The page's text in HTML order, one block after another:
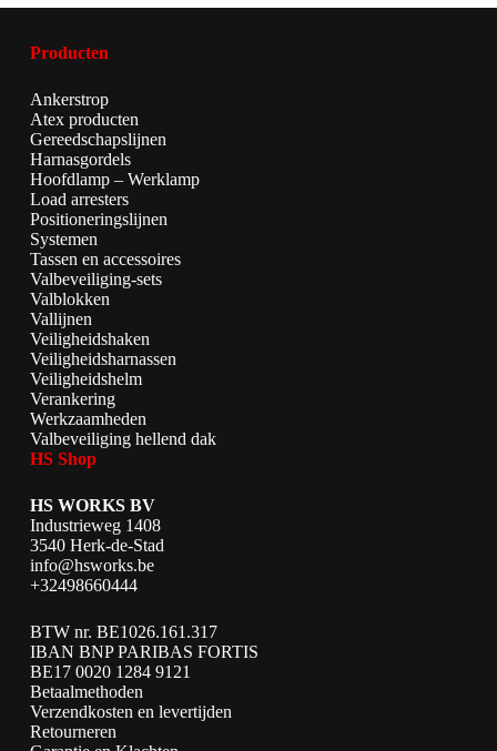
Producten
Ankerstrop
Atex producten
Gereedschapslijnen
Harnasgordels
Hoofdlamp – Werklamp
Load arresters
Positioneringslijnen
Systemen
Tassen en accessoires
Valbeveiliging-sets
Valblokken
Vallijnen
Veiligheidshaken
Veiligheidsharnassen
Veiligheidshelm
Verankering
Werkzaamheden
Valbeveiliging hellend dak
HS Shop
HS WORKS BV
Industrieweg 1408
3540 Herk-de-Stad
info@hsworks.be
+32498660444
BTW nr. BE1026.161.317
IBAN BNP PARIBAS FORTIS
BE17 0020 1284 9121
Betaalmethoden
Verzendkosten en levertijden
Retourneren